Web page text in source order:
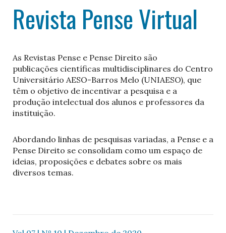
Revista Pense Virtual
As Revistas Pense e Pense Direito são
publicações científicas multidisciplinares do Centro
Universitário AESO-Barros Melo (UNIAESO), que
têm o objetivo de incentivar a pesquisa e a
produção intelectual dos alunos e professores da
instituição.
Abordando linhas de pesquisas variadas, a Pense e a
Pense Direito se consolidam como um espaço de
ideias, proposições e debates sobre os mais
diversos temas.